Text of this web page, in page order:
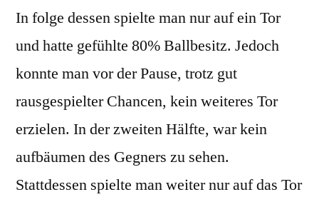
In folge dessen spielte man nur auf ein Tor
und hatte gefühlte 80% Ballbesitz. Jedoch
konnte man vor der Pause, trotz gut
rausgespielter Chancen, kein weiteres Tor
erzielen. In der zweiten Hälfte, war kein
aufbäumen des Gegners zu sehen.
Stattdessen spielte man weiter nur auf das Tor